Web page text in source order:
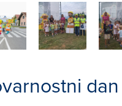
dan